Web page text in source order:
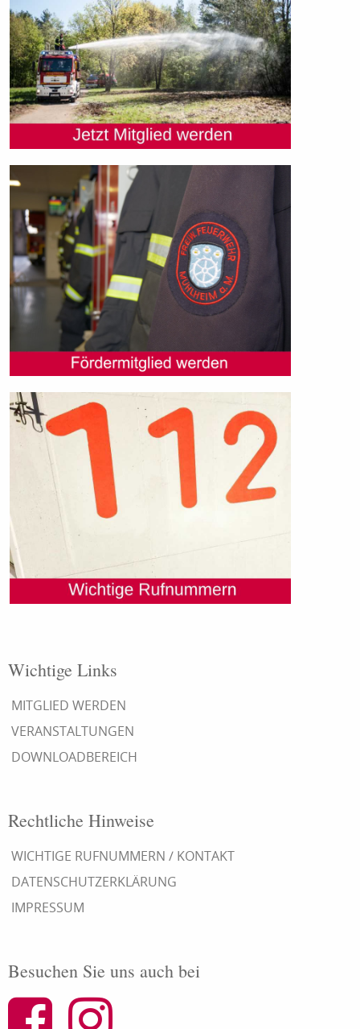
Wichtige Links
MITGLIED WERDEN
VERANSTALTUNGEN
DOWNLOADBEREICH
Rechtliche Hinweise
WICHTIGE RUFNUMMERN / KONTAKT
DATENSCHUTZERKLÄRUNG
IMPRESSUM
Besuchen Sie uns auch bei